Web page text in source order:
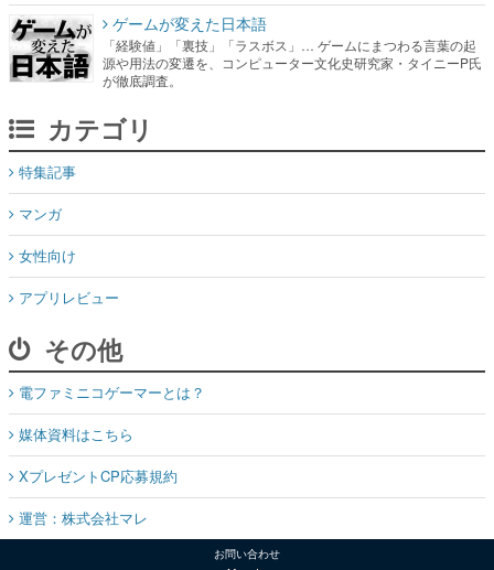
ゲームが変えた日本語
「経験値」「裏技」「ラスボス」… ゲームにまつわる言葉の起
源や用法の変遷を、コンピューター文化史研究家・タイニーP氏
が徹底調査。
カテゴリ
特集記事
マンガ
女性向け
アプリレビュー
その他
電ファミニコゲーマーとは？
媒体資料はこちら
XプレゼントCP応募規約
運営：株式会社マレ
お問い合わせ